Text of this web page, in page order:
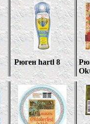
Рюгенhartl8